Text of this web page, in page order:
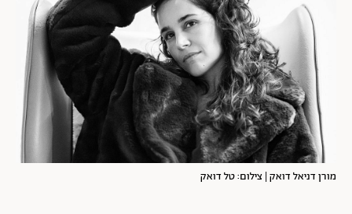
מורן דניאל דואק | צילום: טל דואק